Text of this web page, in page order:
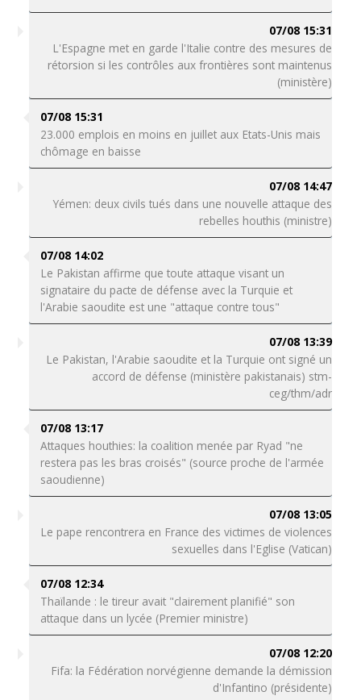
07/08 15:31
L'Espagne met en garde l'Italie contre des mesures de
rétorsion si les contrôles aux frontières sont maintenus
(ministère)
07/08 15:31
23.000 emplois en moins en juillet aux Etats-Unis mais
chômage en baisse
07/08 14:47
Yémen: deux civils tués dans une nouvelle attaque des
rebelles houthis (ministre)
07/08 14:02
Le Pakistan affirme que toute attaque visant un
signataire du pacte de défense avec la Turquie et
l'Arabie saoudite est une "attaque contre tous"
07/08 13:39
Le Pakistan, l'Arabie saoudite et la Turquie ont signé un
accord de défense (ministère pakistanais) stm-
ceg/thm/adr
07/08 13:17
Attaques houthies: la coalition menée par Ryad "ne
restera pas les bras croisés" (source proche de l'armée
saoudienne)
07/08 13:05
Le pape rencontrera en France des victimes de violences
sexuelles dans l'Eglise (Vatican)
07/08 12:34
Thaïlande : le tireur avait "clairement planifié" son
attaque dans un lycée (Premier ministre)
07/08 12:20
Fifa: la Fédération norvégienne demande la démission
d'Infantino (présidente)